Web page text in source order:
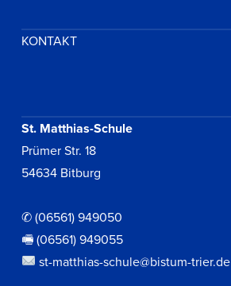
KONTAKT
St. Matthias-Schule
Prümer Str. 18
54634 Bitburg
✆ (06561) 949050
🖷 (06561) 949055
st-matthias-schule@bistum-trier.de